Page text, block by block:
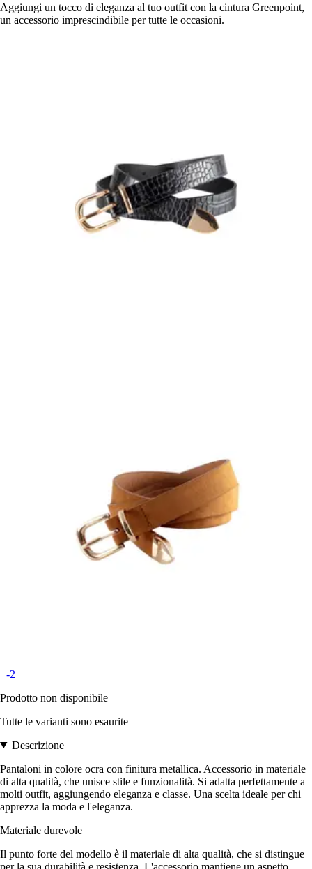
Aggiungi un tocco di eleganza al tuo outfit con la cintura Greenpoint,
un accessorio imprescindibile per tutte le occasioni.
+-2
Prodotto non disponibile
Tutte le varianti sono esaurite
Descrizione
Pantaloni in colore ocra con finitura metallica. Accessorio in materiale
di alta qualità, che unisce stile e funzionalità. Si adatta perfettamente a
molti outfit, aggiungendo eleganza e classe. Una scelta ideale per chi
apprezza la moda e l'eleganza.
Materiale durevole
Il punto forte del modello è il materiale di alta qualità, che si distingue
per la sua durabilità e resistenza. L'accessorio mantiene un aspetto